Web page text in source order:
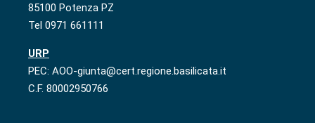
85100 Potenza PZ
Tel 0971 661111
URP
PEC: AOO-giunta@cert.regione.basilicata.it
C.F. 80002950766